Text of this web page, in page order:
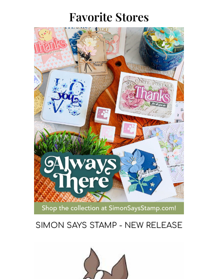
Favorite Stores
SIMON SAYS STAMP - NEW RELEASE